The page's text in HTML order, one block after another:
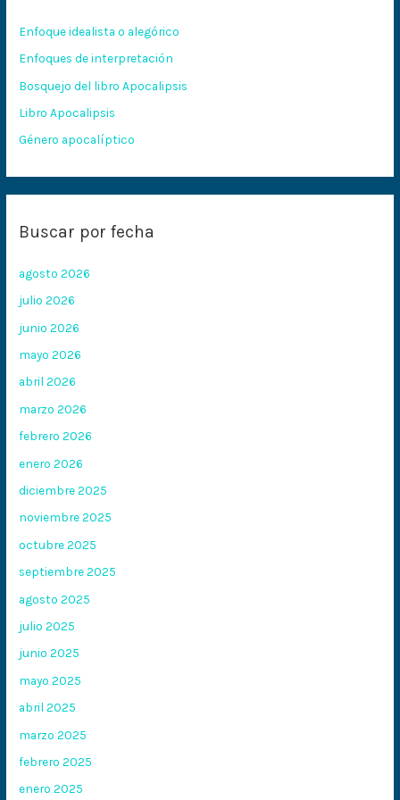
p
o
r
:
Enfoque idealista o alegórico
Enfoques de interpretación
Bosquejo del libro Apocalipsis
Libro Apocalipsis
Género apocalíptico
Buscar por fecha
agosto 2026
julio 2026
junio 2026
mayo 2026
abril 2026
marzo 2026
febrero 2026
enero 2026
diciembre 2025
noviembre 2025
octubre 2025
septiembre 2025
agosto 2025
julio 2025
junio 2025
mayo 2025
abril 2025
marzo 2025
febrero 2025
enero 2025